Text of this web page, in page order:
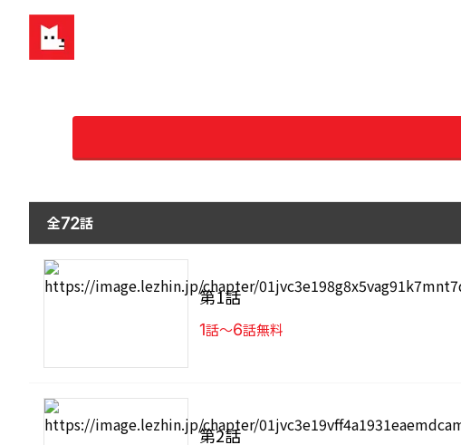
全72話
第1話
1話〜6話無料
第2話